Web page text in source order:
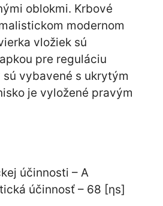
oblokmi. Krbové
modernom
vložiek sú
pre reguláciu
vybavené s ukrytým
je vyložené pravým
účinnosti – A
účinnosť – 68 [ηs]